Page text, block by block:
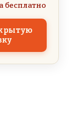
бесплатно